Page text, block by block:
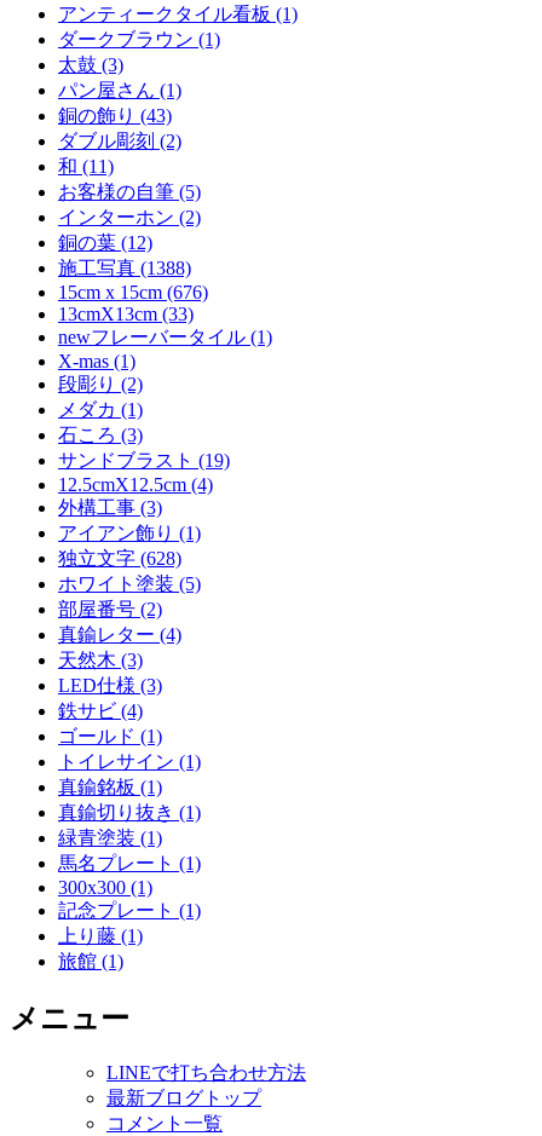
アンティークタイル看板 (1)
ダークブラウン (1)
太鼓 (3)
パン屋さん (1)
銅の飾り (43)
ダブル彫刻 (2)
和 (11)
お客様の自筆 (5)
インターホン (2)
銅の葉 (12)
施工写真 (1388)
15cm x 15cm (676)
13cmX13cm (33)
newフレーバータイル (1)
X-mas (1)
段彫り (2)
メダカ (1)
石ころ (3)
サンドブラスト (19)
12.5cmX12.5cm (4)
外構工事 (3)
アイアン飾り (1)
独立文字 (628)
ホワイト塗装 (5)
部屋番号 (2)
真鍮レター (4)
天然木 (3)
LED仕様 (3)
鉄サビ (4)
ゴールド (1)
トイレサイン (1)
真鍮銘板 (1)
真鍮切り抜き (1)
緑青塗装 (1)
馬名プレート (1)
300x300 (1)
記念プレート (1)
上り藤 (1)
旅館 (1)
メニュー
LINEで打ち合わせ方法
最新ブログトップ
コメント一覧